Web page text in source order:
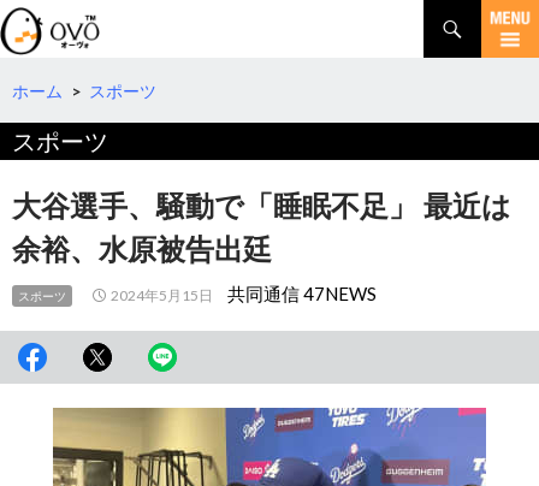
検
索
コ
テ
へ
動
ホーム > スポーツ
スポーツ
大谷選手、騒動で「睡眠不足」 最近は
余裕、水原被告出廷
スポーツ 2024年5月15日 共同通信 47NEWS